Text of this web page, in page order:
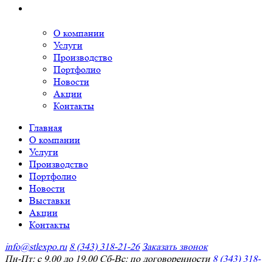
О компании
Услуги
Производство
Портфолио
Новости
Акции
Контакты
Главная
О компании
Услуги
Производство
Портфолио
Новости
Выставки
Акции
Контакты
info@stlexpo.ru 8 (343) 318-21-26 Заказать звонок
Пн-Пт: с 9.00 до 19.00 Сб-Вс: по договоренности 8 (343) 318-